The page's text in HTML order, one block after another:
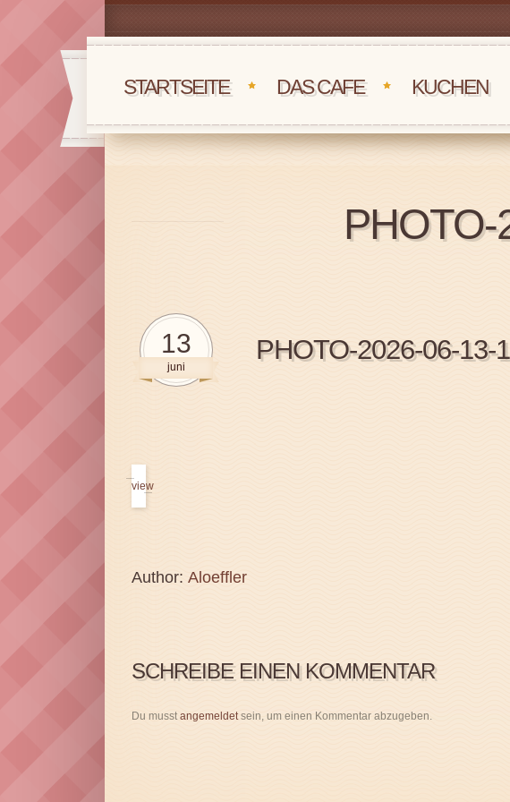
STARTSEITE DAS CAFE KUCHEN
PHOTO-
13
juni
PHOTO-2026-06-13-
view
Author: Aloeffler
SCHREIBE EINEN KOMMENTAR
Du musstangemeldetsein, um einen Kommentar abzugeben.